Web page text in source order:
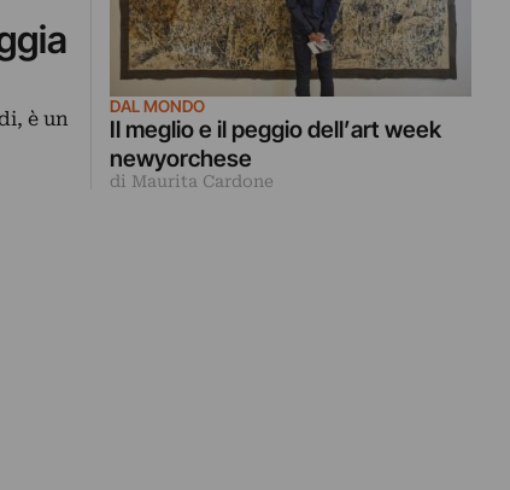
è un
DAL MONDO
Il meglio e il peggio dell’art week
newyorchese
di Maurita Cardone